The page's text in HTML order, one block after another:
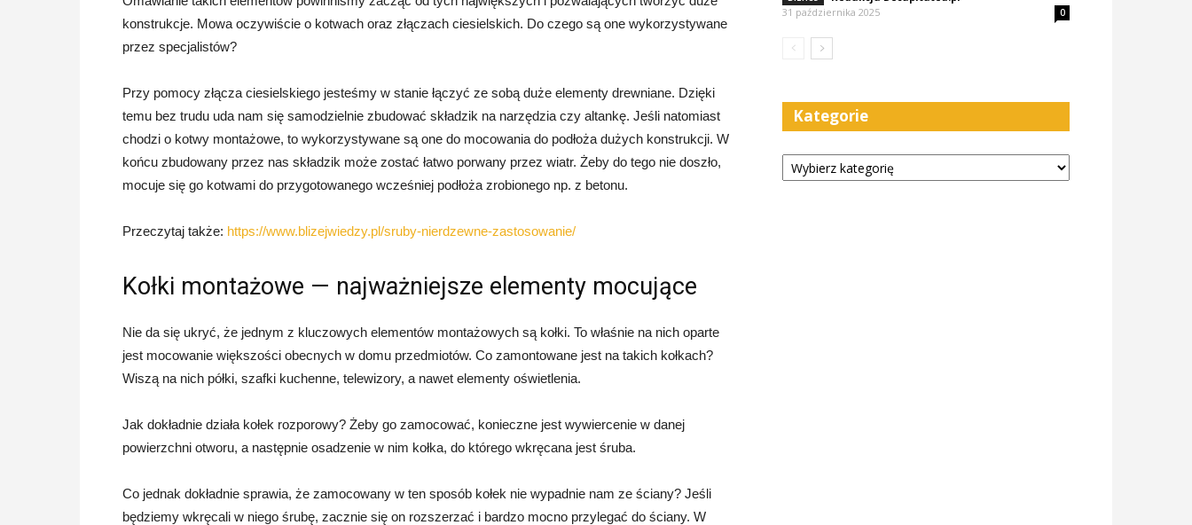
konstrukcje. Mowa oczywiście o kotwach oraz złączach ciesielskich. Do czego są one wykorzystywane
przez specjalistów?
Przy pomocy złącza ciesielskiego jesteśmy w stanie łączyć ze sobą duże elementy drewniane. Dzięki
temu bez trudu uda nam się samodzielnie zbudować składzik na narzędzia czy altankę. Jeśli natomiast
chodzi o kotwy montażowe, to wykorzystywane są one do mocowania do podłoża dużych konstrukcji. W
końcu zbudowany przez nas składzik może zostać łatwo porwany przez wiatr. Żeby do tego nie doszło,
mocuje się go kotwami do przygotowanego wcześniej podłoża zrobionego np. z betonu.
Przeczytaj także: https://www.blizejwiedzy.pl/sruby-nierdzewne-zastosowanie/
Kołki montażowe — najważniejsze elementy mocujące
Nie da się ukryć, że jednym z kluczowych elementów montażowych są kołki. To właśnie na nich oparte
jest mocowanie większości obecnych w domu przedmiotów. Co zamontowane jest na takich kołkach?
Wiszą na nich półki, szafki kuchenne, telewizory, a nawet elementy oświetlenia.
Jak dokładnie działa kołek rozporowy? Żeby go zamocować, konieczne jest wywiercenie w danej
powierzchni otworu, a następnie osadzenie w nim kołka, do którego wkręcana jest śruba.
Co jednak dokładnie sprawia, że zamocowany w ten sposób kołek nie wypadnie nam ze ściany? Jeśli
będziemy wkręcali w niego śrubę, zacznie się on rozszerzać i bardzo mocno przylegać do ściany. W
31 października 2025
0
Kategorie
Kategorie